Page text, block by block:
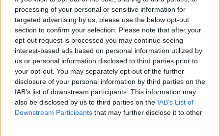
processing of your personal or sensitive information for
targeted advertising by us, please use the below opt-out
section to confirm your selection. Please note that after your
opt-out request is processed you may continue seeing
interest-based ads based on personal information utilized by
us or personal information disclosed to third parties prior to
your opt-out. You may separately opt-out of the further
disclosure of your personal information by third parties on the
IAB’s list of downstream participants. This information may
also be disclosed by us to third parties on the IAB’s List of
Downstream Participants that may further disclose it to other
Cotone Biologico
Smanicato Tinta Unita
J Bimbi
0 Recensioni
Categoria: Intimo